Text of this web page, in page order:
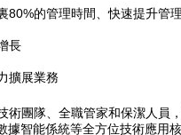
80%的管理時間、快速提升管
長
擴展業務
團隊、全職管家和保潔人員
智能係統等全方位技術應